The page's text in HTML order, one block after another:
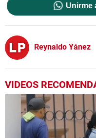
Unirme
Reynaldo Yánez
VIDEOS